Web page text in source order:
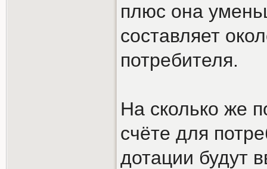
плюс она
составляет
потребителя.
На сколько же
счёте для
дотации будут